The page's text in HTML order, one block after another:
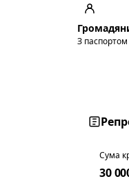
З
Сума
30